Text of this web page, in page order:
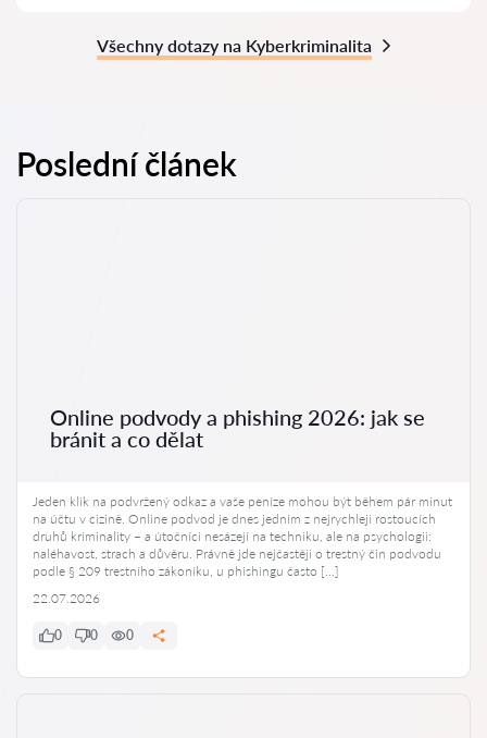
Všechny dotazy na Kyberkriminalita
Poslední článek
Online podvody a phishing 2026: jak se
bránit a co dělat
Jeden klik na podvržený odkaz a vaše peníze mohou být během pár minut
na účtu v cizině. Online podvod je dnes jedním z nejrychleji rostoucích
druhů kriminality – a útočníci nesázejí na techniku, ale na psychologii:
naléhavost, strach a důvěru. Právně jde nejčastěji o trestný čin podvodu
podle § 209 trestního zákoníku, u phishingu často […]
22.07.2026
0 0 0